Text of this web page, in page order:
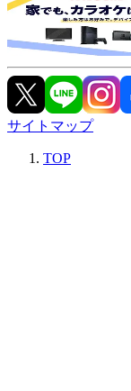
サイトマップ
TOP